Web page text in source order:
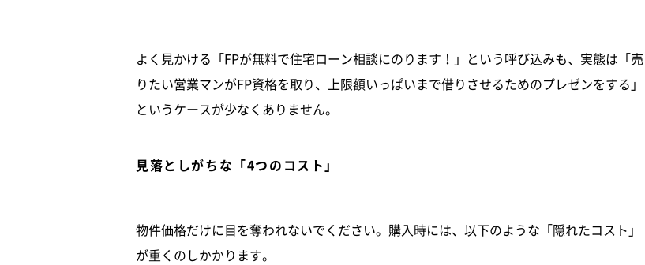
よく見かける「FPが無料で住宅ローン相談にのります！」という呼び込みも、実態は「売
りたい営業マンがFP資格を取り、上限額いっぱいまで借りさせるためのプレゼンをする」
というケースが少なくありません。
見落としがちな「4つのコスト」
物件価格だけに目を奪われないでください。購入時には、以下のような「隠れたコスト」
が重くのしかかります。